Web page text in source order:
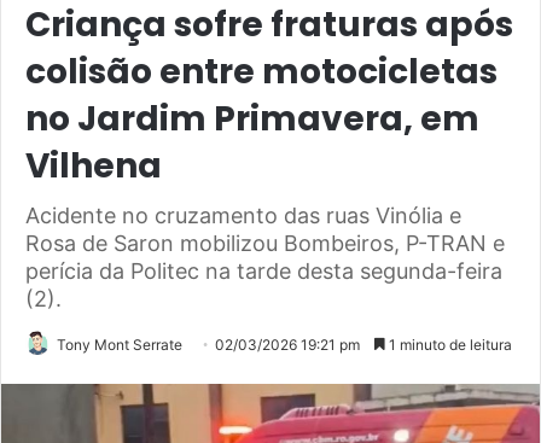
Criança sofre fraturas após
colisão entre motocicletas
no Jardim Primavera, em
Vilhena
Acidente no cruzamento das ruas Vinólia e
Rosa de Saron mobilizou Bombeiros, P-TRAN e
perícia da Politec na tarde desta segunda-feira
(2).
Tony Mont Serrate 02/03/2026 19:21 pm 1 minuto de leitura